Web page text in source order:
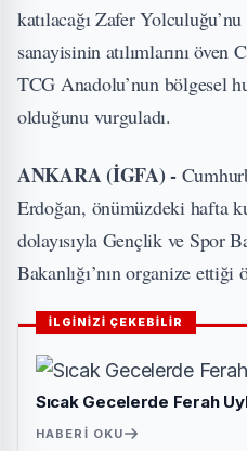
katılacağı Zafer
sanayisinin atılımlarını öven
TCG Anadolu’nun bölgesel
olduğunu vurguladı.
ANKARA (İGFA) -
Erdoğan, önümüzdeki hafta
dolayısıyla Gençlik ve Spor
Bakanlığı’nın organize
İLGİNİZİ ÇEKEBİLİR
Sıcak Gecelerde Ferah
HABERI OKU